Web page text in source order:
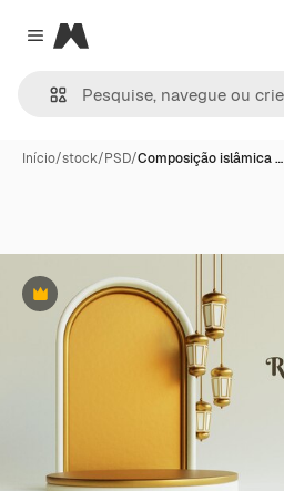
Close menu
Magnific
Início/stock/PSD/Composição islâmica …
Premium